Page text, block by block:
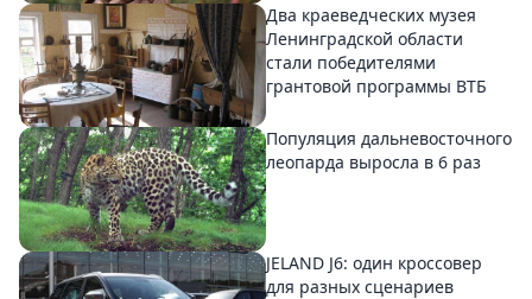
Два краеведческих музея
Ленинградской области
стали победителями
грантовой программы ВТБ
Популяция дальневосточного
леопарда выросла в 6 раз
JELAND J6: один кроссовер
для разных сценариев